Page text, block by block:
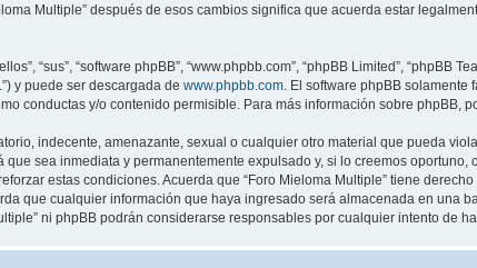
Multiple” después de esos cambios significa que acuerda estar
“sus”, “software phpBB”, “www.phpbb.com”, “phpBB Limited”, “phpBB
y puede ser descargada de www.phpbb.com . El software phpBB
conductas y/o contenido permisible. Para más información sobre phpBB,
indecente, amenazante, sexual o cualquier otro material que pueda
sea inmediata y permanentemente expulsado y, si lo creemos
estas condiciones. Acuerda que “Foro Mieloma Multiple” tiene
que cualquier información que haya ingresado será almacenada en una
ni phpBB podrán considerarse responsables por cualquier intento de